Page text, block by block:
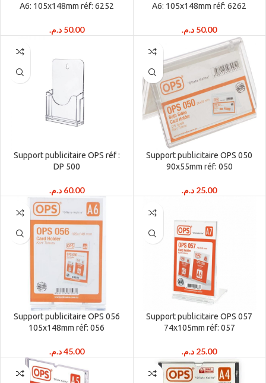
A6: 105x148mm réf: 6252
50.00 د.م.
A6: 105x148mm réf: 6262
50.00 د.م.
Support publicitaire OPS réf :
DP 500
60.00 د.م.
Support publicitaire OPS 050
90x55mm réf: 050
25.00 د.م.
Support publicitaire OPS 056
105x148mm réf: 056
45.00د.م.
Support publicitaire OPS 057
74x105mm réf: 057
25.00 د.م.